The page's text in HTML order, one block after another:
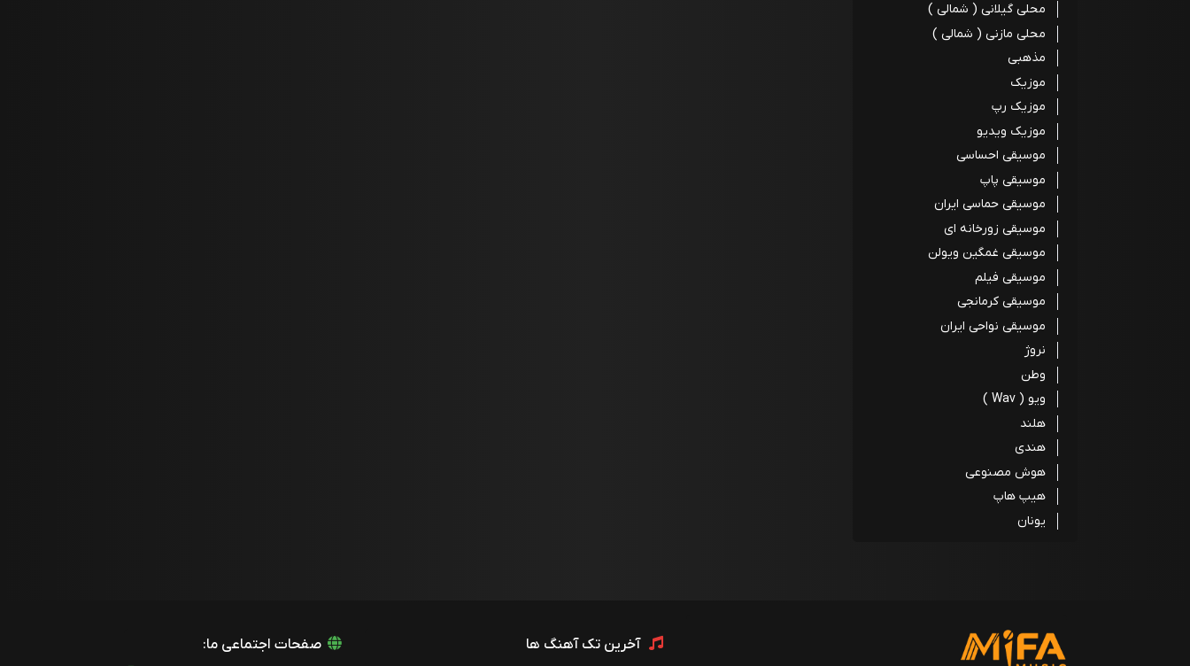
محلی گیلانی ( شمالی )
محلی مازنی ( شمالی )
مذهبی
موزیک
موزیک رپ
موزیک ویدیو
موسیقی احساسی
موسیقی پاپ
موسیقی حماسی ایران
موسیقی زورخانه ای
موسیقی غمگین ویولن
موسیقی فیلم
موسیقی کرمانجی
موسیقی نواحی ایران
نروژ
وطن
ویو ( Wav )
هلند
هندی
هوش مصنوعی
هیپ هاپ
یونان
آخرین تک آهنگ ها صفحات اجتماعی ما: